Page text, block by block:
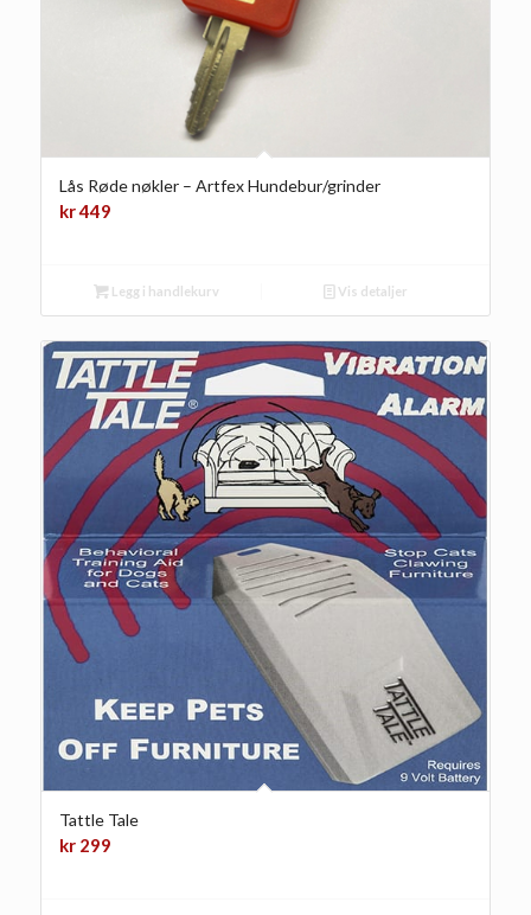
Lås Røde nøkler – Artfex Hundebur/grinder
kr449
Legg i handlekurv Vis detaljer
Tattle Tale
kr299